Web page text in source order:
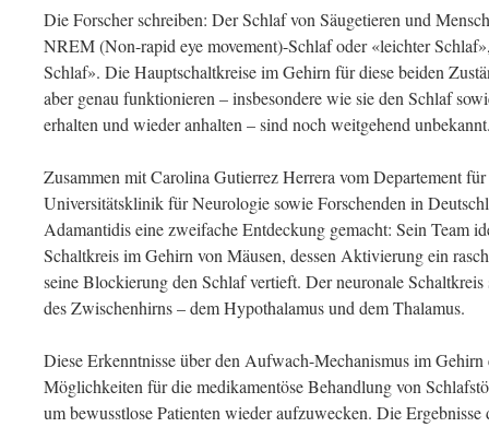
Die Forscher schreiben: Der Schlaf von Säugetieren und
NREM (Non-rapid eye movement)-Schlaf oder «leichter
Schlaf». Die Hauptschaltkreise im Gehirn für diese beiden
aber genau funktionieren – insbesondere wie sie den Schlaf
erhalten und wieder anhalten – sind noch weitgehend
Zusammen mit Carolina Gutierrez Herrera vom Departement
Universitätsklinik für Neurologie sowie Forschenden in
Adamantidis eine zweifache Entdeckung gemacht: Sein Team
Schaltkreis im Gehirn von Mäusen, dessen Aktivierung ein
seine Blockierung den Schlaf vertieft. Der neuronale
des Zwischenhirns – dem Hypothalamus und dem Thalamus.
Diese Erkenntnisse über den Aufwach-Mechanismus im
Möglichkeiten für die medikamentöse Behandlung von
um bewusstlose Patienten wieder aufzuwecken. Die